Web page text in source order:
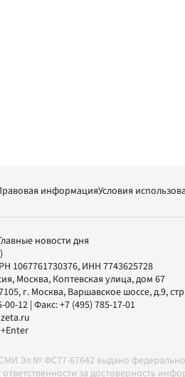
информацияУсловия
новости дня
1067761730376, ИНН 7743625728
Москва, Коптевская улица, дом 67
, г. Москва, Варшавское шоссе, д.9,
00-12 | Факс:+7 (495) 785-17-01
Эл № ФС77-67642 выдано
ответственности за достоверность